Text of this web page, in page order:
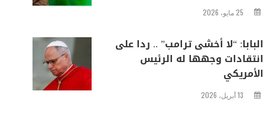
25 مايو، 2026
البابا: “لا أخشى ترامب” .. ردا على
انتقادات وجهها له الرئيس
الأمريكي
13 أبريل، 2026